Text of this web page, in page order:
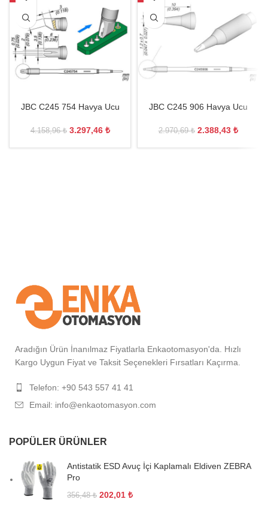
JBC C245 754 Havya Ucu
4.158,96₺ 3.297,46 ₺
JBC C245 906 Havya Ucu
2.970,69₺ 2.388,43 ₺
Aradığın Ürün İnanılmaz Fiyatlarla Enkaotomasyon'da. Hızlı
Kargo Uygun Fiyat ve Taksit Seçenekleri Fırsatları Kaçırma.
Telefon: +90 543 557 41 41
Email: info@enkaotomasyon.com
POPÜLER ÜRÜNLER
Antistatik ESD Avuç İçi Kaplamalı Eldiven ZEBRA
Pro
356,48₺ 202,01 ₺